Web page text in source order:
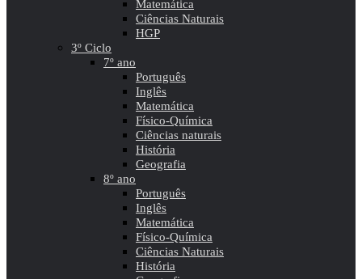
Matemática
Ciências Naturais
HGP
3º Ciclo
7º ano
Português
Inglês
Matemática
Físico-Química
Ciências naturais
História
Geografia
8º ano
Português
Inglês
Matemática
Físico-Química
Ciências Naturais
História